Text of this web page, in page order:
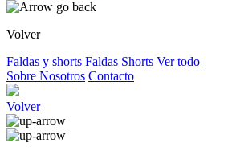
Volver
Faldas y shorts Faldas Shorts Ver todo
Sobre Nosotros Contacto
Volver